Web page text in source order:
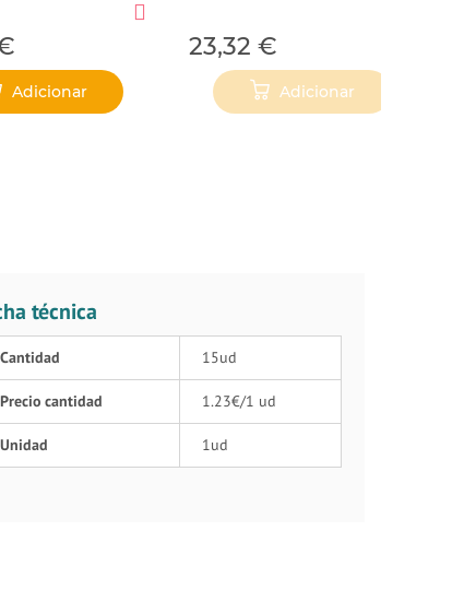
Adicionar
23,32 €
Adicionar
técnica
Cantidad 15ud
Precio cantidad 1.23€/1 ud
Unidad 1ud